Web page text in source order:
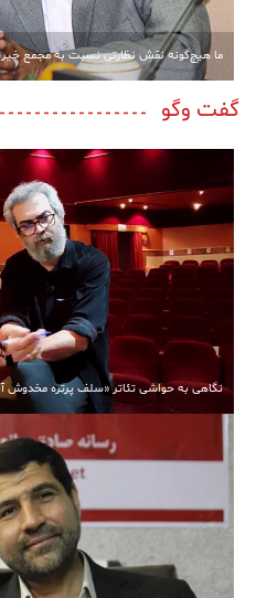
ما هیچ‌گونه نقش نظارتی نسبت به مجمع
گفت وگو
نگاهی به حواشی تئاتر «سلف پرتره مخدوش